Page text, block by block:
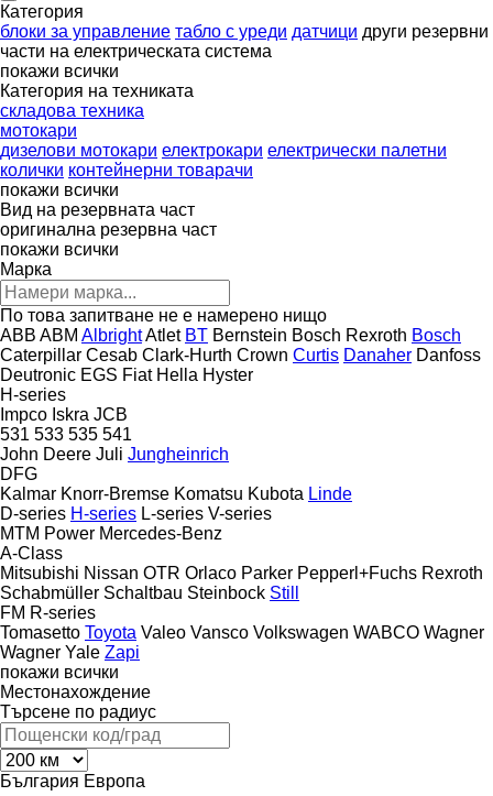
Категория
блоки за управление табло с уреди датчици други резервни
части на електрическата система
покажи всички
Категория на техниката
складова техника
мотокари
дизелови мотокари електрокари електрически палетни
колички контейнерни товарачи
покажи всички
Вид на резервната част
оригинална резервна част
покажи всички
Марка
По това запитване не е намерено нищо
ABB ABM AlbrightAtlet BT Bernstein Bosch Rexroth Bosch
Caterpillar Cesab Clark-Hurth Crown Curtis Danaher Danfoss
Deutronic EGS Fiat Hella Hyster
H-series
Impco Iskra JCB
531 533 535 541
John Deere Juli Jungheinrich
DFG
Kalmar Knorr-Bremse Komatsu Kubota Linde
D-series H-series L-series V-series
MTM Power Mercedes-Benz
A-Class
Mitsubishi Nissan OTR Orlaco Parker Pepperl+Fuchs Rexroth
Schabmüller Schaltbau Steinbock Still
FM R-series
Tomasetto Toyota Valeo Vansco Volkswagen WABCO Wagner
Wagner Yale Zapi
покажи всички
Местонахождение
Търсене по радиус
България Европа